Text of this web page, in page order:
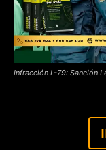
Infracción L-79: Sanción